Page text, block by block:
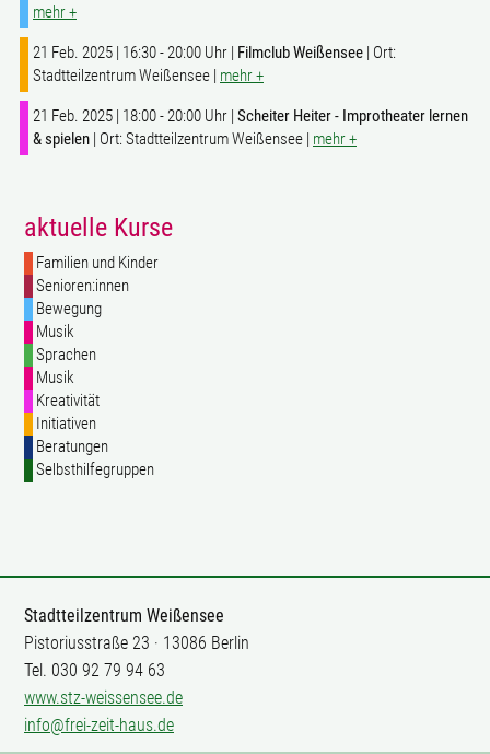
mehr +
21 Feb. 2025 | 16:30 - 20:00 Uhr | Filmclub Weißensee | Ort:
Stadtteilzentrum Weißensee | mehr +
21 Feb. 2025 | 18:00 - 20:00 Uhr | Scheiter Heiter - Improtheater lernen
& spielen | Ort: Stadtteilzentrum Weißensee | mehr +
aktuelle Kurse
Familien und Kinder
Senioren:innen
Bewegung
Musik
Sprachen
Musik
Kreativität
Initiativen
Beratungen
Selbsthilfegruppen
Stadtteilzentrum Weißensee
Pistoriusstraße 23 · 13086 Berlin
Tel. 030 92 79 94 63
www.stz-weissensee.de
info@frei-zeit-haus.de